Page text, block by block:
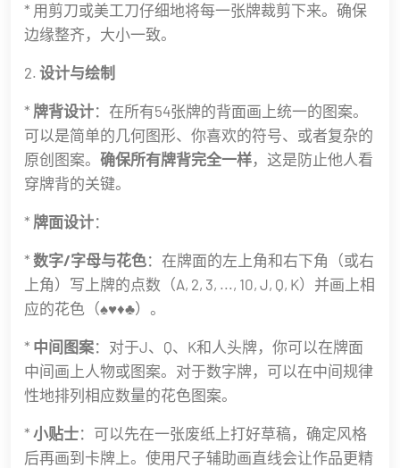
* 用剪刀或美工刀仔细地将每一张牌裁剪下来。确保
边缘整齐，大小一致。
2. 设计与绘制
* 牌背设计：在所有54张牌的背面画上统一的图案。
可以是简单的几何图形、你喜欢的符号、或者复杂的
原创图案。 确保所有牌背完全一样，这是防止他人看
穿牌背的关键。
* 牌面设计：
* 数字/字母与花色：在牌面的左上角和右下角（或右
上角）写上牌的点数（A, 2, 3, ..., 10, J, Q, K）并画上相
应的花色（♠♥♦♣）。
* 中间图案：对于J、Q、K和人头牌，你可以在牌面
中间画上人物或图案。对于数字牌，可以在中间规律
性地排列相应数量的花色图案。
* 小贴士：可以先在一张废纸上打好草稿，确定风格
后再画到卡牌上。使用尺子辅助画直线会让作品更精